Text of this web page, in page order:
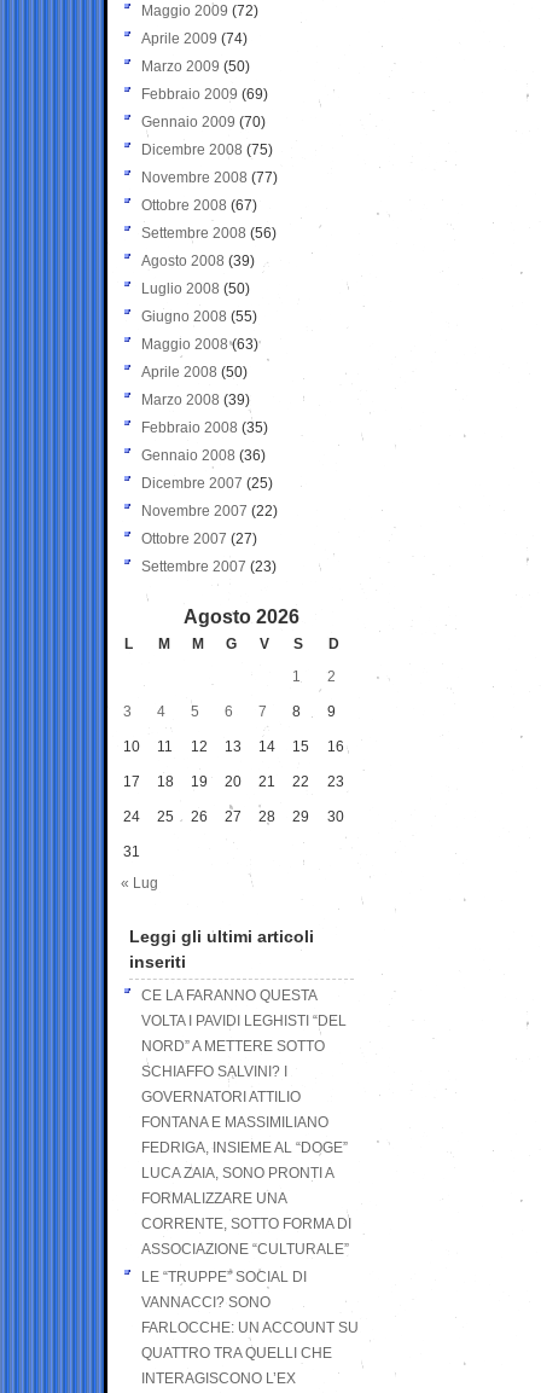
Maggio 2009 (72)
Aprile 2009 (74)
Marzo 2009 (50)
Febbraio 2009 (69)
Gennaio 2009 (70)
Dicembre 2008 (75)
Novembre 2008 (77)
Ottobre 2008 (67)
Settembre 2008 (56)
Agosto 2008 (39)
Luglio 2008 (50)
Giugno 2008 (55)
Maggio 2008(63)
Aprile 2008 (50)
Marzo 2008 (39)
Febbraio 2008 (35)
Gennaio 2008 (36)
Dicembre 2007 (25)
Novembre 2007 (22)
Ottobre 2007 (27)
Settembre 2007 (23)
Agosto 2026
L M M G V S
D
1
2
3 4 5 6 7 8 9
10 11 12 13 14 15 16
17 18 19 20 21 22 23
24 25 26 27 28 29 30
31
« Lug
Leggi gli ultimi articoli
inseriti
CE LA FARANNO QUESTA
VOLTA I PAVIDI LEGHISTI “DEL
NORD” A METTERE SOTTO
SCHIAFFO SALVINI? I
GOVERNATORI ATTILIO
FONTANA E MASSIMILIANO
FEDRIGA, INSIEME AL “DOGE”
LUCA ZAIA, SONO PRONTI A
FORMALIZZARE UNA
CORRENTE, SOTTO FORMA DI
ASSOCIAZIONE “CULTURALE”
LE “TRUPPE” SOCIAL DI
VANNACCI? SONO
FARLOCCHE: UN ACCOUNT SU
QUATTRO TRA QUELLI CHE
INTERAGISCONO L’EX